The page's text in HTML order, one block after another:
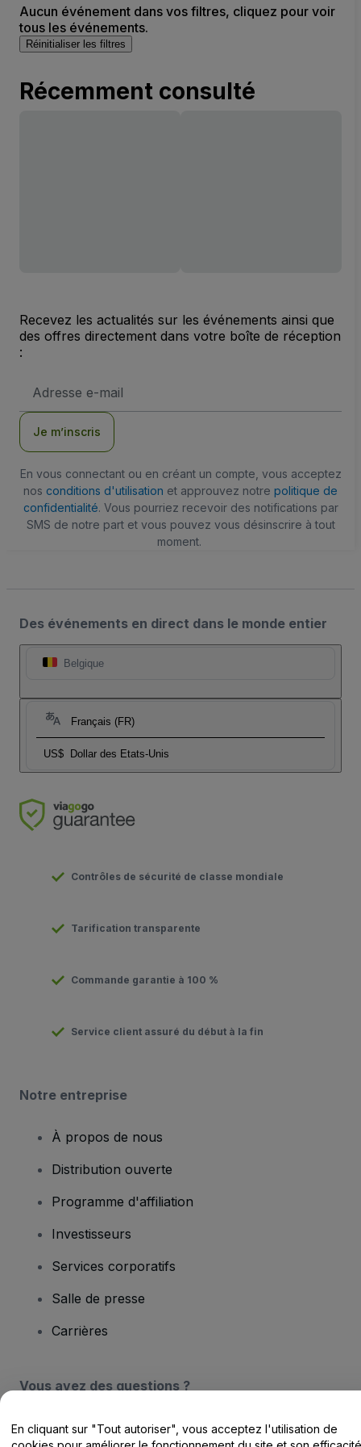
Aucun événement dans vos filtres, cliquez pour voir
tous les événements.
Réinitialiser les filtres
Récemment consulté
Recevez les actualités sur les événements ainsi que
des offres directement dans votre boîte de réception
:
e-
Je m’inscris
En vous connectant ou en créant un compte, vous acceptez
nos conditions d'utilisation et approuvez notre politique de
confidentialité. Vous pourriez recevoir des notifications par
SMS de notre part et vous pouvez vous désinscrire à tout
moment.
Des événements en direct dans le monde entier
Belgique
Français (FR)
US$ Dollar des Etats-Unis
Contrôles de sécurité de classe mondiale
Tarification transparente
Commande garantie à 100 %
Service client assuré du début à la fin
Notre entreprise
À propos de nous
Distribution ouverte
Programme d'affiliation
Investisseurs
Services corporatifs
Salle de presse
Carrières
Vous avez des questions ?
Centre d'assistance / Nous contacter
En cliquant sur "Tout autoriser", vous acceptez l'utilisation de